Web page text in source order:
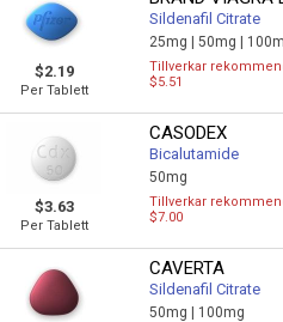
$2.19
Per Tablett
Sildenafil Citrate
25mg |50mg |
Tillverkar
$5.51
$3.63
Per Tablett
CASODEX
Bicalutamide
50mg
Tillverkar
$7.00
CAVERTA
Sildenafil Citrate
50mg | 100mg